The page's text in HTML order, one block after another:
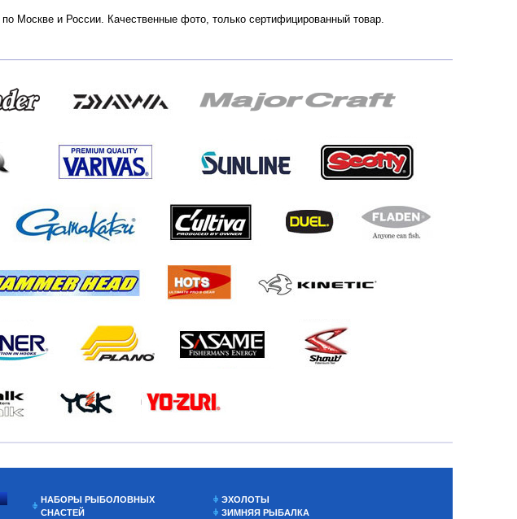
Москве и России. Качественные фото, только сертифицированный товар.
НАБОРЫ РЫБОЛОВНЫХ
СНАСТЕЙ
ЭХОЛОТЫ
ЗИМНЯЯ РЫБАЛКА